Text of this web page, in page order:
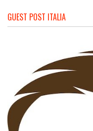
GUEST POST ITALIA